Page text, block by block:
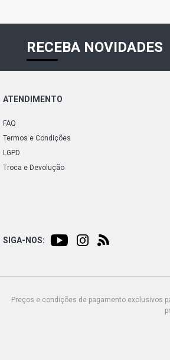
RECEBA NOVIDADES
ATENDIMENTO
FAQ
Termos e Condições
LGPD
Troca e Devolução
SIGA-NOS:
Preços e condições de pagamento exclusivos